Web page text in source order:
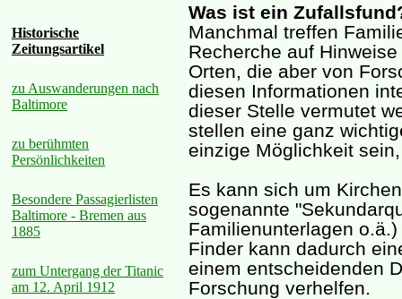
Historische
Zeitungsartikel
zu Auswanderungen nach
Baltimore
zu berühmten
Persönlichkeiten
Besondere Passagierlisten
Baltimore - Bremen aus
1885
zum Untergang der Titanic
am 12. April 1912
Was ist ein
Manchmal treffen
Recherche auf
Orten, die aber von
diesen Informationen
dieser Stelle vermutet
stellen eine ganz
einzige Möglichkeit
Es kann sich um
sogenannte
Familienunterlagen
Finder kann dadurch
einem entscheidenden
Forschung verhelfen.